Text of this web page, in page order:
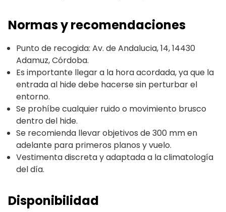
Normas y recomendaciones
Punto de recogida: Av. de Andalucia, 14, 14430
Adamuz, Córdoba.
Es importante llegar a la hora acordada, ya que la
entrada al hide debe hacerse sin perturbar el
entorno.
Se prohíbe cualquier ruido o movimiento brusco
dentro del hide.
Se recomienda llevar objetivos de 300 mm en
adelante para primeros planos y vuelo.
Vestimenta discreta y adaptada a la climatología
del día.
Disponibilidad